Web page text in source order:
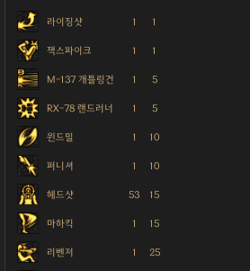
라이징샷 1 1
잭스파이크 1 1
M-137 개틀링건 1 5
RX-78 랜드러너 1 5
윈드밀 1 10
퍼니셔 1 10
헤드샷 53 15
마하킥 1 15
리벤저 1 25